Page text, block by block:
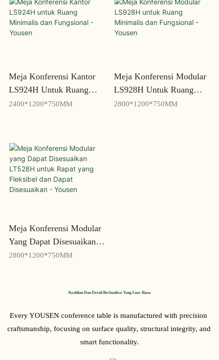
Meja Konferensi Kantor
LS924H Untuk Ruang
Minimalis Dan Fungsional
2400*1200*750MM
Meja Konferensi Modular
LS928H Untuk Ruang
Minimalis Dan Fungsional
2800*1200*750MM
Meja Konferensi Modular
Yang Dapat Disesuaikan
LT528H Untuk Rapat
2800*1200*750MM
Keahlian Dan Detail Berkualitas Yang Luar Biasa
Every YOUSEN conference table is manufactured with precision
craftsmanship, focusing on surface quality, structural integrity, and
smart functionality.